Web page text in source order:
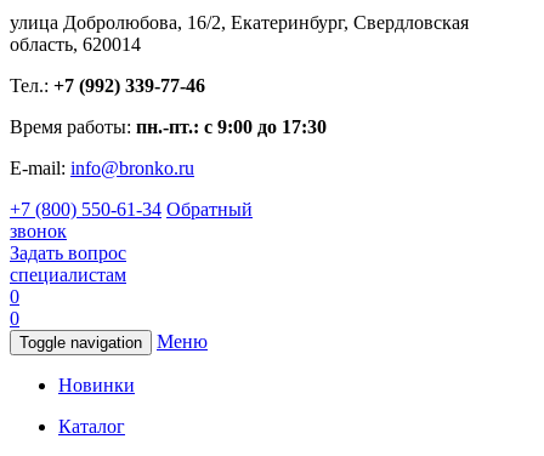
улица Добролюбова, 16/2, Екатеринбург, Свердловская
область, 620014
Тел.: +7 (992) 339-77-46
Время работы: пн.-пт.: с 9:00 до 17:30
E-mail: info@bronko.ru
+7 (800) 550-61-34 Обратный
звонок
Задать вопрос
специалистам
0
0
Toggle navigation Меню
Новинки
Каталог